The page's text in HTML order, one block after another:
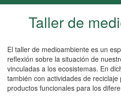
Taller de
El taller de medioambiente es un
reflexión sobre la situación de
vinculadas a los ecosistemas. En
también con actividades de
productos funcionales para los